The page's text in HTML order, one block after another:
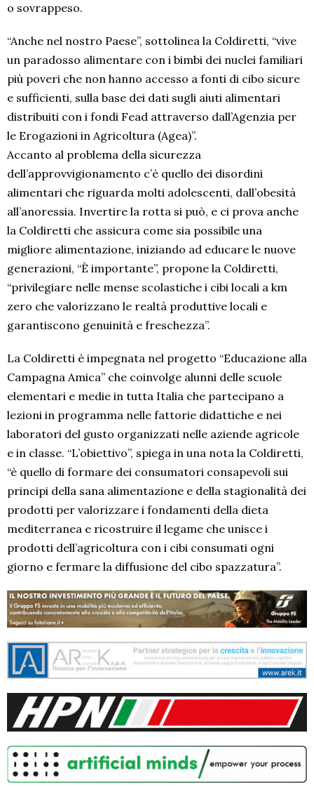
o sovrappeso.
“Anche nel nostro Paese”, sottolinea la Coldiretti, “vive
un paradosso alimentare con i bimbi dei nuclei familiari
più poveri che non hanno accesso a fonti di cibo sicure
e sufficienti, sulla base dei dati sugli aiuti alimentari
distribuiti con i fondi Fead attraverso dall’Agenzia per
le Erogazioni in Agricoltura (Agea)”.
Accanto al problema della sicurezza
dell’approvvigionamento c’è quello dei disordini
alimentari che riguarda molti adolescenti, dall’obesità
all’anoressia. Invertire la rotta si può, e ci prova anche
la Coldiretti che assicura come sia possibile una
migliore alimentazione, iniziando ad educare le nuove
generazioni, “È importante”, propone la Coldiretti,
“privilegiare nelle mense scolastiche i cibi locali a km
zero che valorizzano le realtà produttive locali e
garantiscono genuinità e freschezza”.
La Coldiretti è impegnata nel progetto “Educazione alla
Campagna Amica” che coinvolge alunni delle scuole
elementari e medie in tutta Italia che partecipano a
lezioni in programma nelle fattorie didattiche e nei
laboratori del gusto organizzati nelle aziende agricole
e in classe. “L’obiettivo”, spiega in una nota la Coldiretti,
“è quello di formare dei consumatori consapevoli sui
principi della sana alimentazione e della stagionalità dei
prodotti per valorizzare i fondamenti della dieta
mediterranea e ricostruire il legame che unisce i
prodotti dell’agricoltura con i cibi consumati ogni
giorno e fermare la diffusione del cibo spazzatura”.